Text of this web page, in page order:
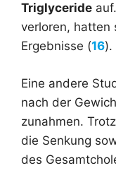
Triglyceride
verloren, hatten
Ergebnisse (16).
Eine andere
nach der
zunahmen.
die Senkung
des